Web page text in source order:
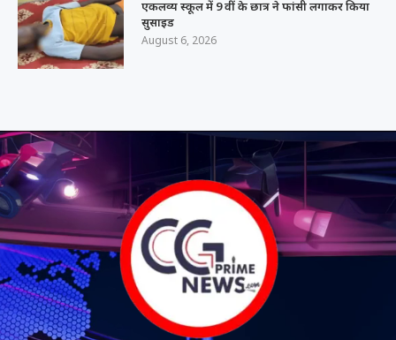
एकलव्य स्कूल में 9 वीं के छात्र ने फांसी लगाकर किया
सुसाइड
August 6, 2026